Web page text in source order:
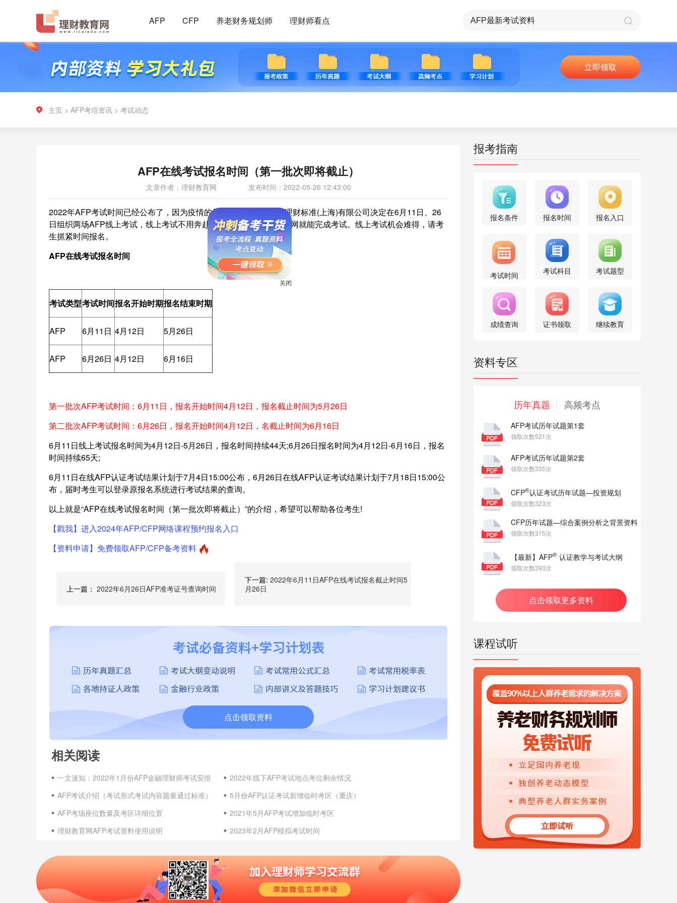
AFP CFP 养老财务规划师 理财师看点
立即领取
主页 > AFP考培资讯 > 考试动态
AFP在线考试报名时间（第一批次即将截止）
文章作者：理财教育网 发布时间：2022-05-26 12:43:00
2022年AFP考试时间已经公布了，因为疫情的原因，现代国际金融理财标准(上海)有限公司决定在6月11日、26
日组织两场AFP线上考试，线上考试不用奔赴线下考点进行，在家联网就能完成考试。线上考试机会难得，请考
生抓紧时间报名。
AFP在线考试报名时间
考试类型考试时间报名开始时期报名结束时期
AFP 6月11日 4月12日 5月26日
AFP 6月26日 4月12日 6月16日
第一批次AFP考试时间：6月11日，报名开始时间4月12日，报名截止时间为5月26日
第二批次AFP考试时间：6月26日，报名开始时间4月12日，名截止时间为6月16日
6月11日线上考试报名时间为4月12日-5月26日，报名时间持续44天;6月26日报名时间为4月12日-6月16日，报名
时间持续65天;
6月11日在线AFP认证考试结果计划于7月4日15:00公布，6月26日在线AFP认证考试结果计划于7月18日15:00公
布，届时考生可以登录原报名系统进行考试结果的查询。
以上就是“AFP在线考试报名时间（第一批次即将截止）”的介绍，希望可以帮助各位考生!
【戳我】进入2024年AFP/CFP网络课程预约报名入口
【资料申请】免费领取AFP/CFP备考资料
上一篇： 2022年6月26日AFP准考证号查询时间
下一篇: 2022年6月11日AFP在线考试报名截止时间5
月26日
点击领取资料
相关阅读
一文速知：2022年1月份AFP金融理财师考试安排
2022年线下AFP考试地点考位剩余情况
AFP考试介绍（考试形式考试内容题量通过标准）
5月份AFP认证考试新增临时考区（重庆）
AFP考场座位数量及考区详细位置
2021年5月AFP考试增加临时考区
理财教育网AFP考试资料使用说明
2023年2月AFP模拟考试时间
报考指南
报名条件 报名时间 报名入口
考试时间 考试科目 考试题型
成绩查询 证书领取 继续教育
资料专区
历年真题 高频考点
AFP考试历年试题第1套
领取次数521次
AFP考试历年试题第2套
领取次数335次
CFP®认证考试历年试题—投资规划
领取次数323次
CFP历年试题—综合案例分析之背景资料
领取次数315次
【最新】AFP® 认证教学与考试大纲
领取次数393次
点击领取更多资料
课程试听